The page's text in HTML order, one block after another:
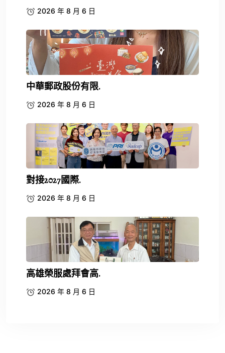
2026 年 8 月 6 日
中華郵政股份有限.
2026 年 8 月 6 日
對接2027國際.
2026 年 8 月 6 日
高雄榮服處拜會高.
2026 年 8 月 6 日